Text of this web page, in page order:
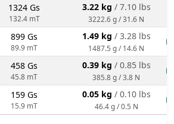
1324 Gs
132.4 mT
3.22 kg / 7.10 lbs
3222.6 g / 31.6 N
899 Gs
89.9 mT
1.49 kg / 3.28 lbs
1487.5 g / 14.6 N
458 Gs
45.8 mT
0.39 kg / 0.85 lbs
385.8 g / 3.8 N
159 Gs
15.9 mT
0.05 kg / 0.10 lbs
46.4 g / 0.5 N